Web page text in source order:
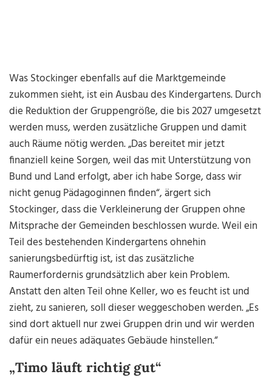
Was Stockinger ebenfalls auf die Marktgemeinde
zukommen sieht, ist ein Ausbau des Kindergartens. Durch
die Reduktion der Gruppengröße, die bis 2027 umgesetzt
werden muss, werden zusätzliche Gruppen und damit
auch Räume nötig werden. „Das bereitet mir jetzt
finanziell keine Sorgen, weil das mit Unterstützung von
Bund und Land erfolgt, aber ich habe Sorge, dass wir
nicht genug Pädagoginnen finden“, ärgert sich
Stockinger, dass die Verkleinerung der Gruppen ohne
Mitsprache der Gemeinden beschlossen wurde. Weil ein
Teil des bestehenden Kindergartens ohnehin
sanierungsbedürftig ist, ist das zusätzliche
Raumerfordernis grundsätzlich aber kein Problem.
Anstatt den alten Teil ohne Keller, wo es feucht ist und
zieht, zu sanieren, soll dieser weggeschoben werden. „Es
sind dort aktuell nur zwei Gruppen drin und wir werden
dafür ein neues adäquates Gebäude hinstellen.“
„Timo läuft richtig gut“